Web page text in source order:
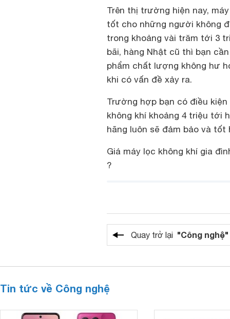
Trên thị trường hiện nay,
tốt cho những người không
trong khoảng vài trăm tới 3
bãi, hàng Nhật cũ thì bạn
phẩm chất lượng không hư
khi có vấn đề xảy ra.
Trường hợp bạn có điều
không khí khoảng 4 triệu tới
hãng luôn sẽ đảm bảo và tốt
Giá máy lọc không khí gia
?
Quay trở lại "Công nghệ"
Tin tức về Công nghệ